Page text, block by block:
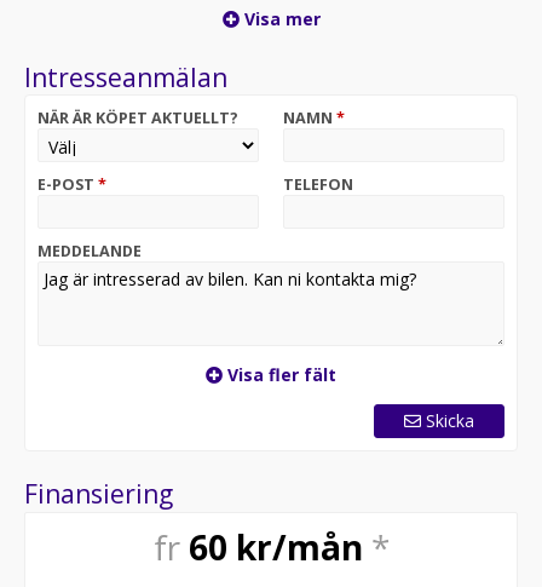
Framtidens körning börjar nu – med nya eldrivna
småbilen – nu som elbil, laddad med modern teknik,
smidig design och imponerande räckvidd. Perfekt för
Visa mer
Intresseanmälan
NÄR ÄR KÖPET AKTUELLT? NAMN *
E-POST * TELEFON
MEDDELANDE
Visa fler fält
Skicka
Finansiering
fr 60 kr/mån *